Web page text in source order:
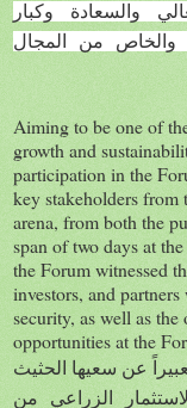
والسعادة وكبار
والخاص من المجال
Aiming to be one of
growth and
participation in the
key stakeholders from
arena, from both the
span of two days at
the Forum witnessed
investors, and
security, as well as
opportunities at the
عن سعيها الحثيث
الزراعي من